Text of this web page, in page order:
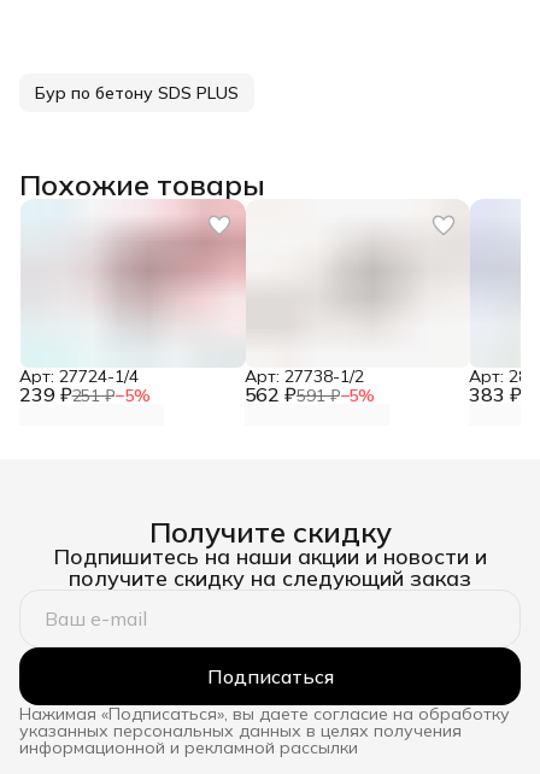
Бур по бетону SDS PLUS
Похожие товары
239 ₽251 ₽−5%
Арт: 27724-1/4
562 ₽591 ₽−5%
Арт: 27738-1/2
383 ₽
Арт:
Получите скидку
Подпишитесь на наши акции и новости и
получите скидку на следующий заказ
Подписаться
Нажимая «Подписаться», вы даете согласие на обработку
указанных персональных данных в целях получения
информационной и рекламной рассылки